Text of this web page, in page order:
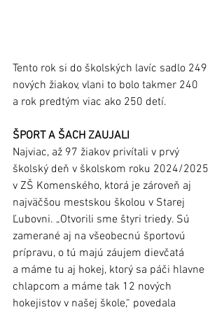
Tento rok si do školských lavíc sadlo 249
nových žiakov, vlani to bolo takmer 240
a rok predtým viac ako 250 detí.
ŠPORT A ŠACH ZAUJALI
Najviac, až 97 žiakov privítali v prvý
školský deň v školskom roku 2024/2025
v ZŠ Komenského, ktorá je zároveň aj
najväčšou mestskou školou v Starej
Ľubovni. „Otvorili sme štyri triedy. Sú
zamerané aj na všeobecnú športovú
prípravu, o tú majú záujem dievčatá
a máme tu aj hokej, ktorý sa páči hlavne
chlapcom a máme tak 12 nových
hokejistov v našej škole,“ povedala